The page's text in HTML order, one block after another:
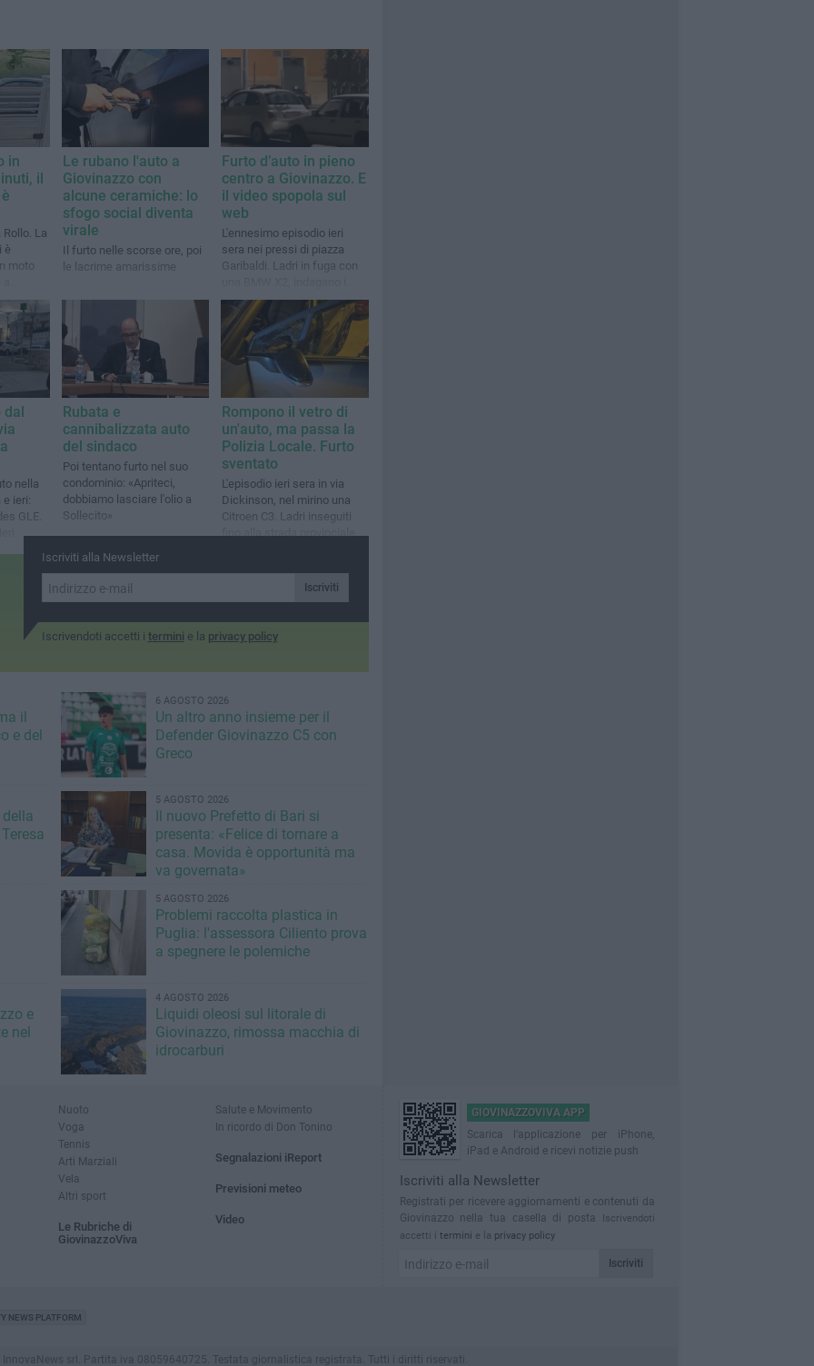
in
il
Rollo. La
è
moto
Le rubano l'auto a
Giovinazzo con
alcune ceramiche: lo
sfogo social diventa
virale
Il furto nelle scorse ore, poi
le lacrime amarissime
Furto d’auto in pieno
centro a Giovinazzo. E
il video spopola sul
web
L'ennesimo episodio ieri
sera nei pressi di piazza
Garibaldi. Ladri in fuga con
Carabinieri
nella
ieri:
GLE.
Rubata e
cannibalizzata auto
del sindaco
Poi tentano furto nel suo
condominio: «Apriteci,
dobbiamo lasciare l'olio a
Sollecito»
Rompono il vetro di
un'auto, ma passa la
Polizia Locale. Furto
sventato
L'episodio ieri sera in via
Dickinson, nel mirino una
Citroen C3. Ladri inseguiti
fino alla strada provinciale
Iscriviti alla Newsletter
Iscriviti
Iscrivendoti accetti i termini e la privacy policy
il
e del
6 AGOSTO 2026
Un altro anno insieme per il
Defender Giovinazzo C5 con
Greco
5 AGOSTO 2026
Il nuovo Prefetto di Bari si
presenta: «Felice di tornare a
casa. Movida è opportunità ma
va governata»
5 AGOSTO 2026
Problemi raccolta plastica in
Puglia: l'assessora Ciliento prova
a spegnere le polemiche
e
nel
4 AGOSTO 2026
Liquidi oleosi sul litorale di
Giovinazzo, rimossa macchia di
idrocarburi
Nuoto
Voga
Tennis
Arti Marziali
Vela
Altri sport
Le Rubriche di
GiovinazzoViva
Salute e Movimento
In ricordo di Don Tonino
Segnalazioni iReport
Previsioni meteo
Video
GIOVINAZZOVIVA APP
Scarica l'applicazione per iPhone,
iPad e Android e ricevi notizie push
Iscriviti alla Newsletter
Registrati per ricevere aggiornamenti e contenuti da
Giovinazzo nella tua casella di posta
Iscrivendoti
accetti i termini e la privacy policy
Iscriviti
NEWS PLATFORM
srl. Partita iva 08059640725. Testata giornalistica registrata. Tutti i diritti riservati.